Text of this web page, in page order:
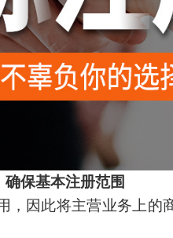
保基本注册范围
因此将主营业务上的